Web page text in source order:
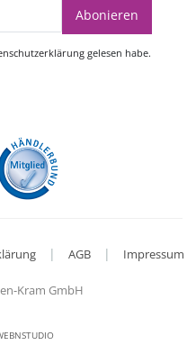
Abonieren
gelesen habe.
| AGB | Impressum
Kram GmbH